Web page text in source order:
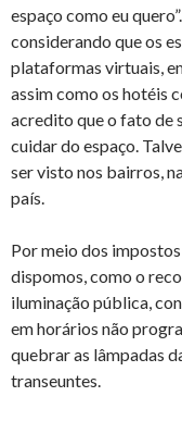
espaço como eu
considerando que os
plataformas virtuais,
assim como os hotéis
acredito que o fato de
cuidar do espaço.
ser visto nos bairros,
país.
Por meio dos
dispomos, como o
iluminação pública,
em horários não
quebrar as lâmpadas
transeuntes.